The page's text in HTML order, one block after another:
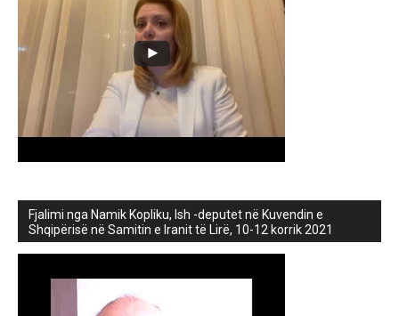
Fjalimi nga Namik Kopliku, Ish -deputet në Kuvendin e
Shqipërisë në Samitin e Iranit të Lirë, 10-12 korrik 2021